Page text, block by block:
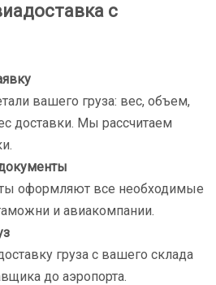
с
вашего груза: вес, объем,
доставки. Мы рассчитаем
оформляют все необходимые
и авиакомпании.
груза с вашего склада
до аэропорта.